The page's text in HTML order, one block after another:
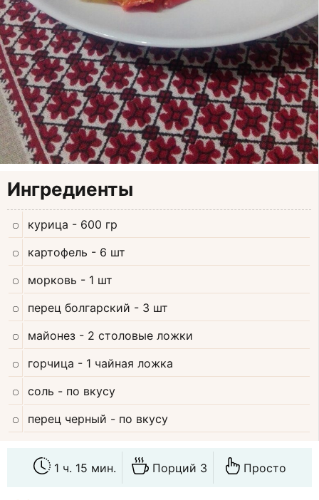
Ингредиенты
курица - 600 гр
картофель - 6 шт
морковь - 1 шт
перец болгарский - 3 шт
майонез - 2 столовые ложки
горчица - 1 чайная ложка
соль - по вкусу
перец черный - по вкусу
1 ч. 15 мин. Порций 3 Просто